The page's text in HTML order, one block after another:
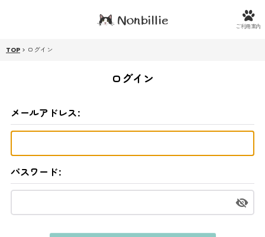
ご利用案内
TOP > ログイン
ログイン
メールアドレス:
パスワード: